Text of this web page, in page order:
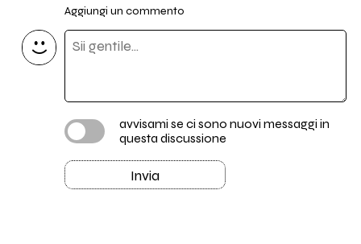
Aggiungi un commento
avvisami se ci sono nuovi messaggi in
questa discussione
Invia